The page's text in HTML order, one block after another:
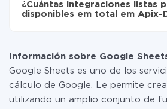
tarifas. Usted solo paga por la
realmente se transfieren de uno de
manera segura un plan de tarifa
uno de pago, si es necesario. Más
tarifas.
¿Cuántas integraciones listas
disponibles em total em Apix-
Información sobre Google
Google Sheets es uno de los
cálculo de Google. Le permite
utilizando un amplio conjunto de